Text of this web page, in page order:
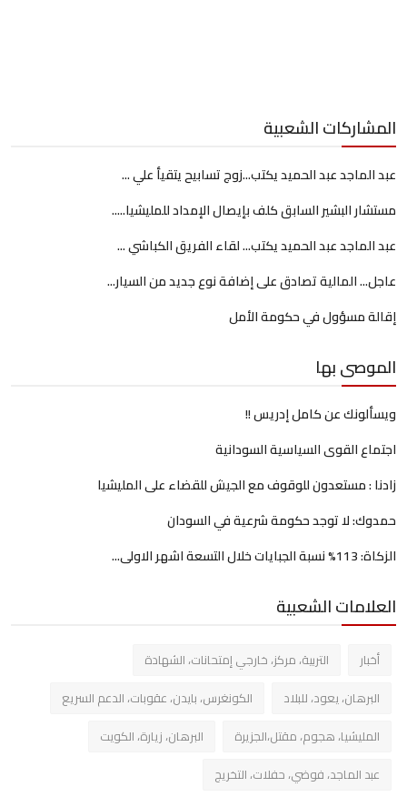
المشاركات الشعبية
عبد الماجد عبد الحميد يكتب...زوج تسابيح يتقيأ علي ...
مستشار البشير السابق كلف بإيصال الإمداد للمليشيا.....
عبد الماجد عبد الحميد يكتب... لقاء الفريق الكباشي ...
عاجل... المالية تصادق على إضافة نوع جديد من السيار...
إقالة مسؤول في حكومة الأمل
الموصى بها
ويسألونك عن كامل إدريس !!
اجتماع القوى السياسية السودانية
زادنا : مستعدون للوقوف مع الجيش للقضاء على المليشيا
حمدوك: لا توجد حكومة شرعية في السودان
الزكاة: 113% نسبة الجبايات خلال التسعة اشهر الاولى...
العلامات الشعبية
أخبار
التربية، مركز، خارجي إمتحانات، الشهادة
البرهان، يعود، للبلاد
الكونغرس، بايدن، عقوبات، الدعم السريع
المليشيا، هجوم، مقتل،الجزيرة
البرهان، زيارة، الكويت
عبد الماجد، فوضي، حفلات، التخريج